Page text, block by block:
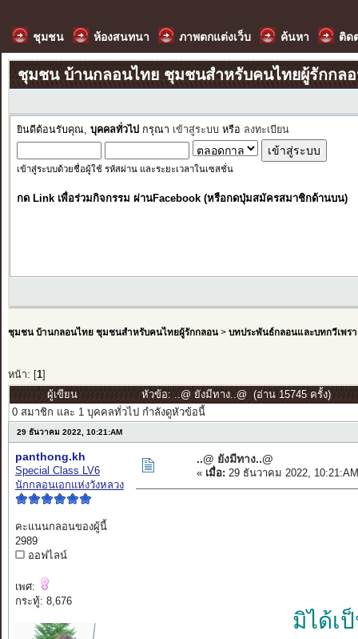
ชุมชน ห้องสนทนา ภาพตกแต่งเว็บ ค้นหา ติด
ชุมชน บ้านกลอนไทย ชุมชนสำหรับคนไทยผู้รักกล
ยินดีต้อนรับคุณ, บุคคลทั่วไป กรุณา เข้าสู่ระบบ หรือ ลงทะเบียน
เข้าสู่ระบบด้วยชื่อผู้ใช้ รหัสผ่าน และระยะเวลาในเซสชั่น
กด Link เพื่อร่วมกิจกรรม ผ่านFacebook (หรือกดปุ่มสมัครสมาชิกด้านบน)
ชุมชน บ้านกลอนไทย ชุมชนสำหรับคนไทยผู้รักกลอน> บทประพันธ์กลอนและบทกวีเพรา
หน้า: [ 1]
ผู้เขียน
หัวข้อ: ..@ ยังมีทาง..@ (อ่าน 15745 ครั้ง)
0 สมาชิก และ 1 บุคคลทั่วไป กำลังดูหัวข้อนี้
29 ธันวาคม 2022, 10:21:AM
panthong.kh
Special Class LV6
นักกลอนเอกแห่งวังหลวง
คะแนนกลอนของผู้นี้
2989
ออฟไลน์
เพศ:
กระทู้: 8,676
..@ ยังมีทาง..@
« เมื่อ: 29 ธันวาคม 2022,
มิได้เ